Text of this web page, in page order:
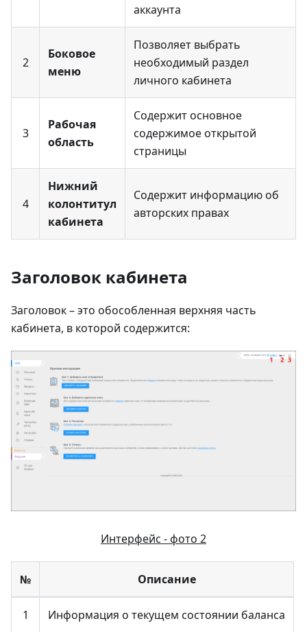
аккаунта
2
Боковое
меню
Позволяет выбрать
необходимый раздел
личного кабинета
3
Рабочая
область
Содержит основное
содержимое открытой
страницы
4
Нижний
колонтитул
кабинета
Содержит информацию об
авторских правах
Заголовок кабинета
Заголовок – это обособленная верхняя часть
кабинета, в которой содержится:
Интерфейс - фото 2
№ Описание
1 Информация о текущем состоянии баланса